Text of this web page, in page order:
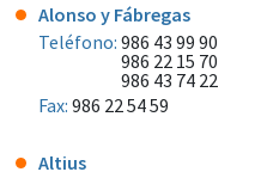
Alonso y Fábregas
Teléfono: 986 43 99 90
986 22 15 70
986 43 74 22
Fax: 986 22 54 59
Altius